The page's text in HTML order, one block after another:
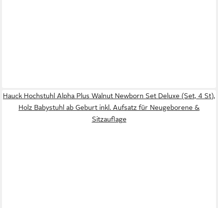
Hauck Hochstuhl Alpha Plus Walnut Newborn Set Deluxe (Set, 4 St),
Holz Babystuhl ab Geburt inkl. Aufsatz für Neugeborene &
Sitzauflage